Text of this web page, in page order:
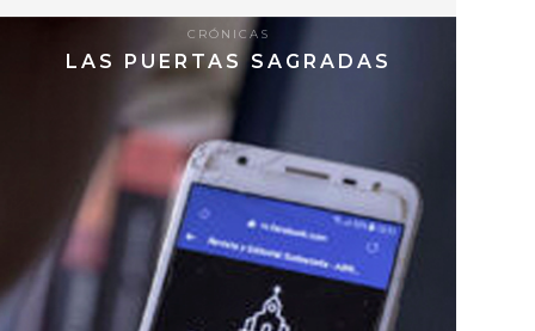
CRÓNICAS
LAS PUERTAS SAGRADAS